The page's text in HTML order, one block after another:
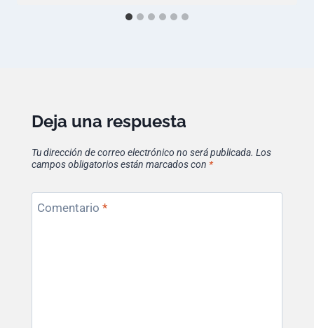
Deja una respuesta
Tu dirección de correo electrónico no será publicada. Los
campos obligatorios están marcados con *
Comentario*